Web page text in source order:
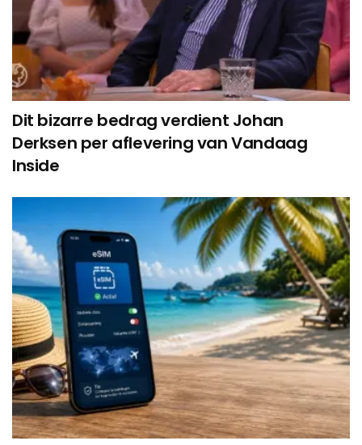
Dit bizarre bedrag verdient Johan
Derksen per aflevering van Vandaag
Inside